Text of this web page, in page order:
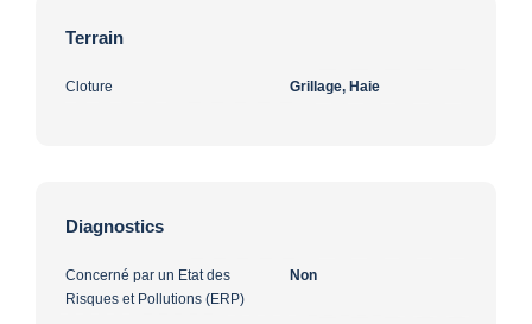
Terrain
Cloture Grillage, Haie
Diagnostics
Concerné par un Etat des
Risques et Pollutions (ERP)
Non